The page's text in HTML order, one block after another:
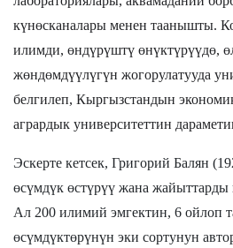
күнөсканалары менен таанышты.
илимди, өндүрүштү өнүктүрүүдө,
жөндөмдүүлүгүн жогорулатууда
белгилеп, Кыргызстандын
агрардык университеттин
Эскерте кетсек, Григорий Балян
өсүмдүк өстүрүү жана жайыттарды
Ал 200 илимий эмгектин, 6 ойлоп
өсүмдүктөрүнүн эки сортунун